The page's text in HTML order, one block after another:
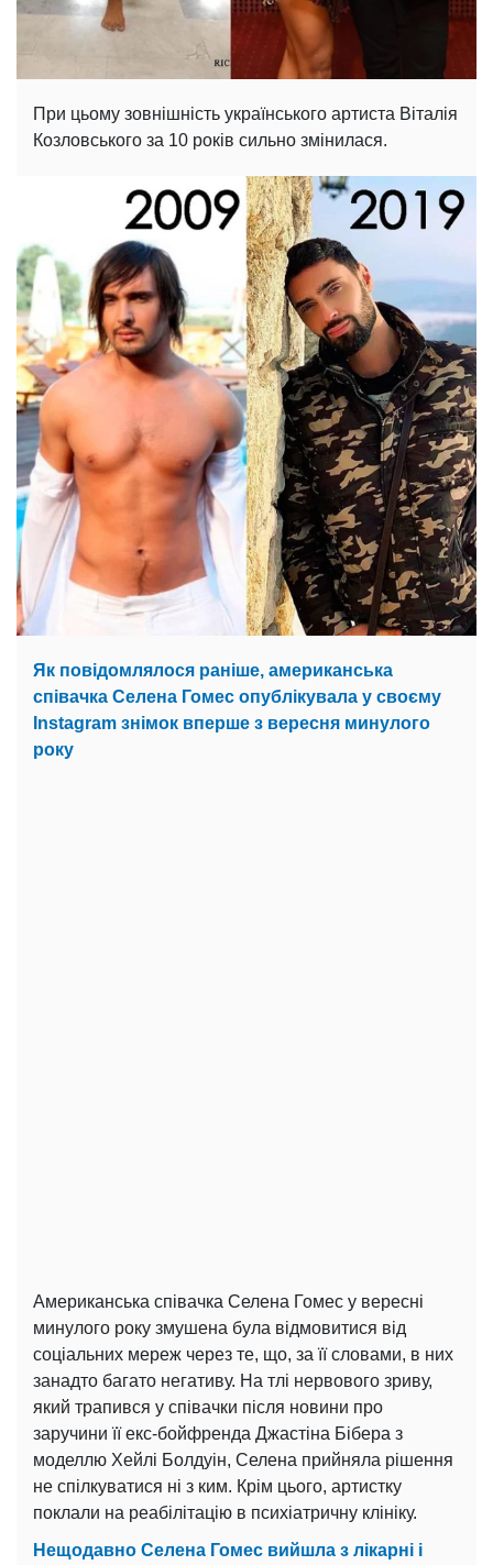
При цьому зовнішність українського артиста Віталія
Козловського за 10 років сильно змінилася.
Як повідомлялося раніше, американська
співачка Селена Гомес опублікувала у своєму
Instagram знімок вперше з вересня минулого
року
Американська співачка Селена Гомес у вересні
минулого року змушена була відмовитися від
соціальних мереж через те, що, за її словами, в них
занадто багато негативу. На тлі нервового зриву,
який трапився у співачки після новини про
заручини її екс-бойфренда Джастіна Бібера з
моделлю Хейлі Болдуін, Селена прийняла рішення
не спілкуватися ні з ким. Крім цього, артистку
поклали на реабілітацію в психіатричну клініку.
Нещодавно Селена Гомес вийшла з лікарні і